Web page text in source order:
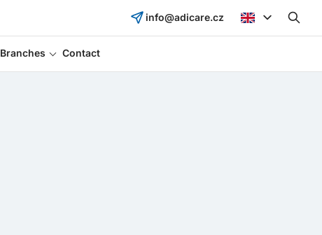
info@adicare.cz
Branches Contact